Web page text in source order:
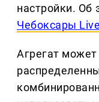
настройки. Об
Чебоксары Live
Агрегат может